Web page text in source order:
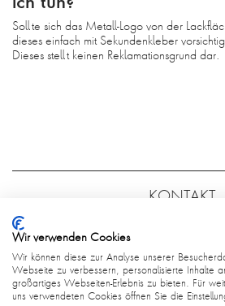
Sollte sich das Metall-Logo von der
dieses einfach mit Sekundenkleber
Dieses stellt keinen Reklamationsgrund dar.
KONTAKT
AGB
Wir verwenden Cookies
Wir können diese zur Analyse unserer
Webseite zu verbessern, personalisierte Inhalte
großartiges Webseiten-Erlebnis zu bieten. Für
uns verwendeten Cookies öffnen Sie die